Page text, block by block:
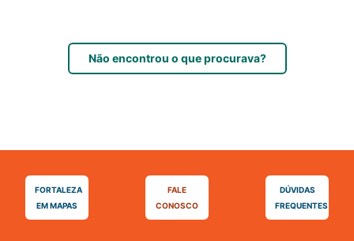
Não encontrou o que procurava?
FORTALEZA
EM MAPAS
FALE
CONOSCO
DÚVIDAS
FREQUENTES